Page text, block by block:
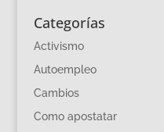
Categorías
Activismo
Autoempleo
Cambios
Como apostatar